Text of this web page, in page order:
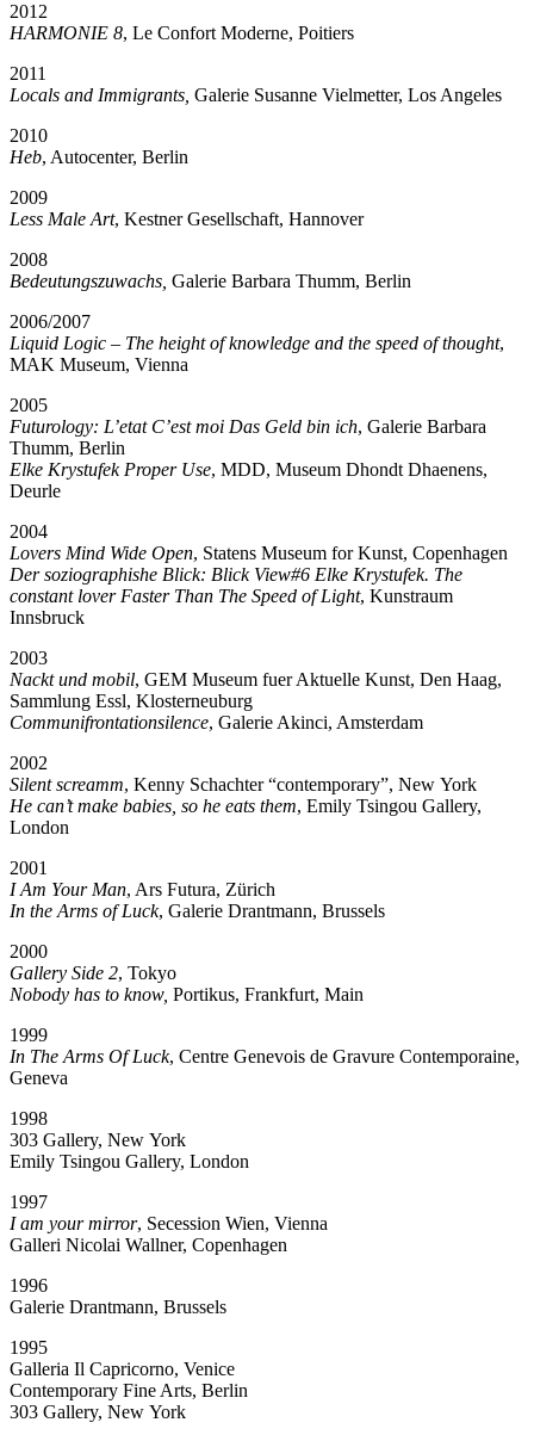
2012
HARMONIE 8, Le Confort Moderne, Poitiers
2011
Locals and Immigrants, Galerie Susanne Vielmetter, Los Angeles
2010
Heb, Autocenter, Berlin
2009
Less Male Art, Kestner Gesellschaft, Hannover
2008
Bedeutungszuwachs, Galerie Barbara Thumm, Berlin
2006/2007
Liquid Logic – The height of knowledge and the speed of thought,
MAK Museum, Vienna
2005
Futurology: L’etat C’est moi Das Geld bin ich, Galerie Barbara
Thumm, Berlin
Elke Krystufek Proper Use, MDD, Museum Dhondt Dhaenens,
Deurle
2004
Lovers Mind Wide Open, Statens Museum for Kunst, Copenhagen
Der soziographishe Blick: Blick View#6 Elke Krystufek. The
constant lover Faster Than The Speed of Light, Kunstraum
Innsbruck
2003
Nackt und mobil, GEM Museum fuer Aktuelle Kunst, Den Haag,
Sammlung Essl, Klosterneuburg
Communifrontationsilence, Galerie Akinci, Amsterdam
2002
Silent screamm, Kenny Schachter“contemporary”, New York
He can’t make babies, so he eats them, Emily Tsingou Gallery,
London
2001
I Am Your Man, Ars Futura, Zürich
In the Arms of Luck, Galerie Drantmann, Brussels
2000
Gallery Side 2, Tokyo
Nobody has to know, Portikus, Frankfurt, Main
1999
In The Arms Of Luck, Centre Genevois de Gravure Contemporaine,
Geneva
1998
303 Gallery, New York
Emily Tsingou Gallery, London
1997
I am your mirror, Secession Wien, Vienna
Galleri Nicolai Wallner, Copenhagen
1996
Galerie Drantmann, Brussels
1995
Galleria Il Capricorno, Venice
Contemporary Fine Arts, Berlin
303 Gallery, New York